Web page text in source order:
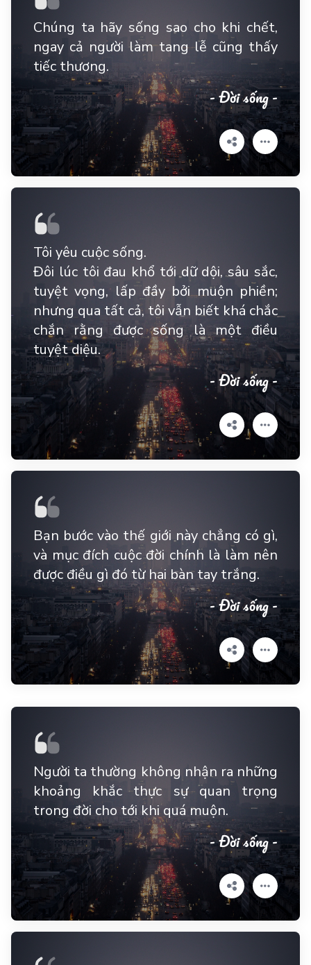
Chúng ta hãy sống sao cho khi chết,
ngay cả người làm tang lễ cũng thấy
tiếc thương.
- Đời sống -
Tôi yêu cuộc sống.
Đôi lúc tôi đau khổ tới dữ dội, sâu sắc,
tuyệt vọng, lấp đầy bởi muộn phiền;
nhưng qua tất cả, tôi vẫn biết khá chắc
chắn rằng được sống là một điều
tuyệt diệu.
- Đời sống -
Bạn bước vào thế giới này chẳng có gì,
và mục đích cuộc đời chính là làm nên
được điều gì đó từ hai bàn tay trắng.
- Đời sống -
Người ta thường không nhận ra những
khoảng khắc thực sự quan trọng
trong đời cho tới khi quá muộn.
- Đời sống -